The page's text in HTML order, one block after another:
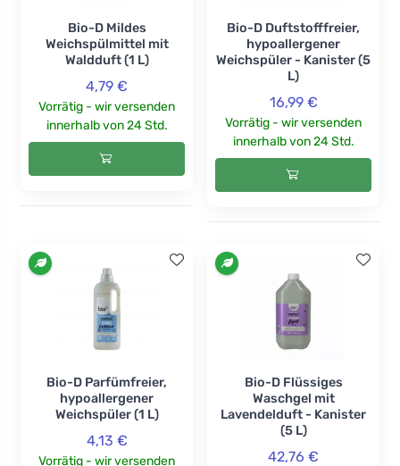
Bio-D Mildes
Weichspülmittel mit
Waldduft (1 L)
4,79 €
Vorrätig - wir versenden
innerhalb von 24 Std.
Bio-D Duftstofffreier,
hypoallergener
Weichspüler - Kanister (5
L)
16,99 €
Vorrätig - wir versenden
innerhalb von 24 Std.
Bio-D Parfümfreier,
hypoallergener
Weichspüler (1 L)
4,13 €
Vorrätig - wir versenden
Bio-D Flüssiges
Waschgel mit
Lavendelduft - Kanister
(5 L)
42,76 €